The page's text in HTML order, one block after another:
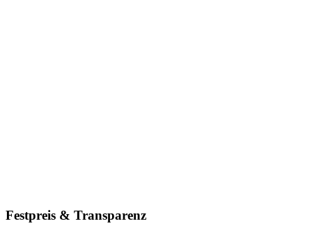
Festpreis & Transparenz